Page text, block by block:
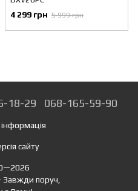
4 299 грн 5 999 грн
18-29 068-165-59-90
сайту
Завжди поруч,